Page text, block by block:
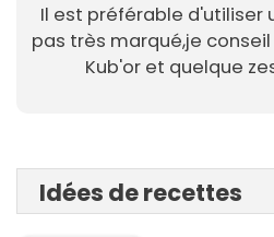
Il est préférable d'utiliser
pas très marqué,je
Kub'or et quelque
Idées de recettes